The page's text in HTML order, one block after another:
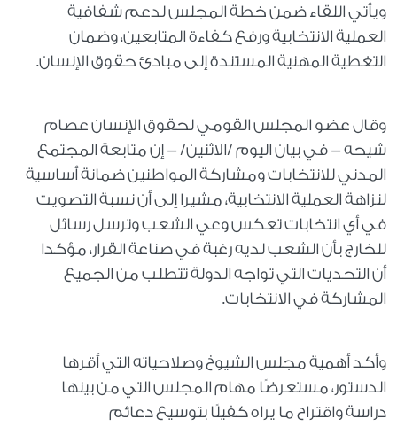
ويأتي اللقاء ضمن خطة المجلس لدعم شفافية
العملية الانتخابية ورفع كفاءة المتابعين، وضمان
التغطية المهنية المستندة إلى مبادئ حقوق الإنسان.
وقال عضو المجلس القومي لحقوق الإنسان عصام
شيحه - في بيان اليوم /الاثنين/ - إن متابعة المجتمع
المدني للانتخابات ومشاركة المواطنين ضمانة أساسية
لنزاهة العملية الانتخابية، مشيرا إلى أن نسبة التصويت
في أي انتخابات تعكس وعي الشعب وترسل رسائل
للخارج بأن الشعب لديه رغبة في صناعة القرار، مؤكدا
أن التحديات التي تواجه الدولة تتطلب من الجميع
المشاركة في الانتخابات.
وأكد أهمية مجلس الشيوخ وصلاحياته التي أقرها
الدستور، مستعرضًا مهام المجلس التي من بينها
دراسة واقتراح ما يراه كفيلًا بتوسيع دعائم